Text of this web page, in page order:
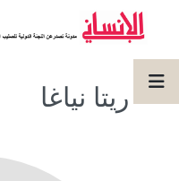
ريتا نياغا